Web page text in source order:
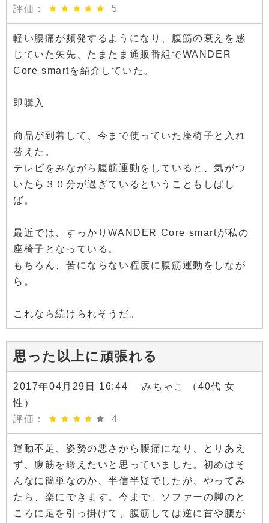
評価：
5
軽い腰痛が頻発するようになり、腹筋の衰えを感
じていた矢先、たまたま通販番組でWANDER
Core smartを紹介していた。
即購入
商品が到着して、今まで使っていた座椅子と入れ
替えた。
テレビをみながら腹筋運動をしていると、気がつ
いたら３０分が過ぎているということもしばし
ば。
最近では、すっかりWANDER Core smartが私の
座椅子となっている。
もちろん、苦にならない程度に腹筋運動をしなが
ら。
これなら続けられそうだ。
思った以上に頑張れる
2017年04月29日 16:44 みちゃこ （40代 女
性）
評価：
4
運動不足、姿勢の悪さから腰痛になり、とりあえ
ず、腹筋を鍛えたいと思っていました。初めはそ
んなに簡単なのか、半信半疑でしたが、やってみ
たら、楽にできます。今まで、ソファーの脚のと
ころに足を引っ掛けて、腹筋しては逆に首や腰が